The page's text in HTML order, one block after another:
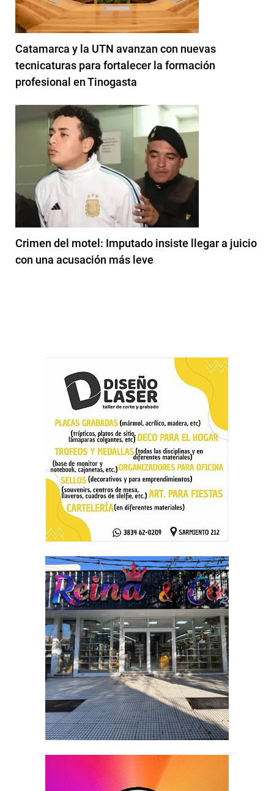
Catamarca y la UTN avanzan con nuevas
tecnicaturas para fortalecer la formación
profesional en Tinogasta
Crimen del motel: Imputado insiste llegar a juicio
con una acusación más leve